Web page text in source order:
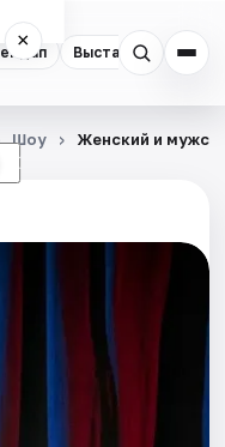
Выставки
×
☾
Шоу Женский и